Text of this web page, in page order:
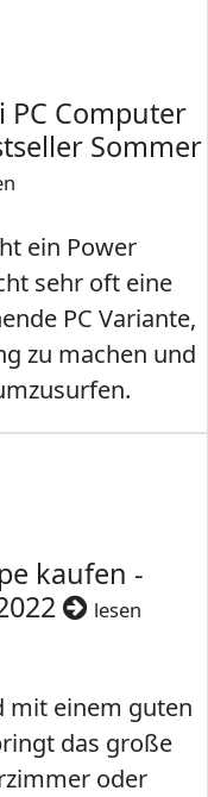
Computer
Sommer
ein Power
sehr oft eine
PC Variante,
zu machen und
kaufen -
lesen
mit einem guten
das große
oder